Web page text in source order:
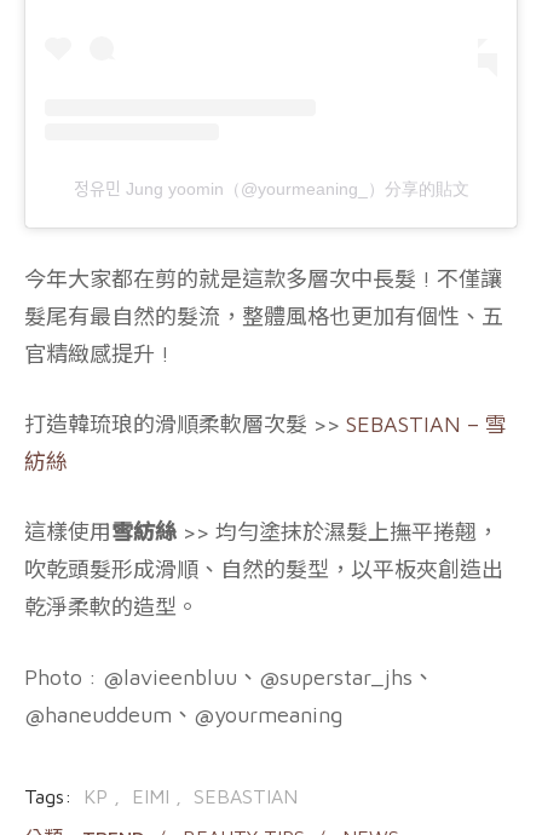
정유민 Jung yoomin（@yourmeaning_）分享的貼文
今年大家都在剪的就是這款多層次中長髮 ! 不僅讓
髮尾有最自然的髮流，整體風格也更加有個性、五
官精緻感提升 !
打造韓琉琅的滑順柔軟層次髮 >> SEBASTIAN – 雪
紡絲
這樣使用雪紡絲 >> 均勻塗抹於濕髮上撫平捲翹，
吹乾頭髮形成滑順、自然的髮型，以平板夾創造出
乾淨柔軟的造型。
Photo : @lavieenbluu、@superstar_jhs、
@haneuddeum、@yourmeaning
Tags: KP EIMI
SEBASTIAN